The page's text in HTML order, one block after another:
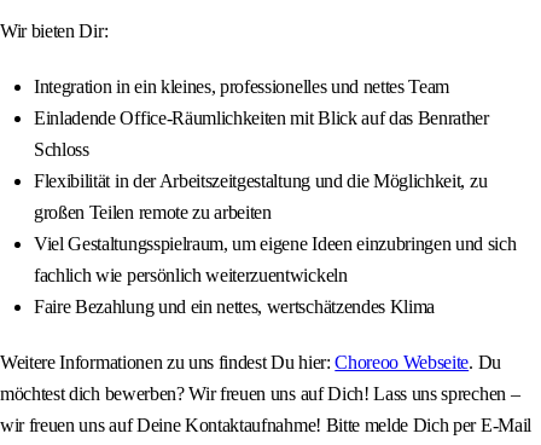
Wir bieten Dir:
Integration in ein kleines, professionelles und nettes Team
Einladende Office-Räumlichkeiten mit Blick auf das Benrather
Schloss
Flexibilität in der Arbeitszeitgestaltung und die Möglichkeit, zu
großen Teilen remote zu arbeiten
Viel Gestaltungsspielraum, um eigene Ideen einzubringen und sich
fachlich wie persönlich weiterzuentwickeln
Faire Bezahlung und ein nettes, wertschätzendes Klima
Weitere Informationen zu uns findest Du hier:Choreoo Webseite. Du
möchtest dich bewerben? Wir freuen uns auf Dich! Lass uns sprechen –
wir freuen uns auf Deine Kontaktaufnahme! Bitte melde Dich per E-Mail